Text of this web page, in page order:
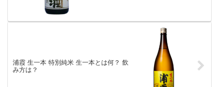
浦霞 生一本 特別純米 生一本とは何？ 飲
み方は？